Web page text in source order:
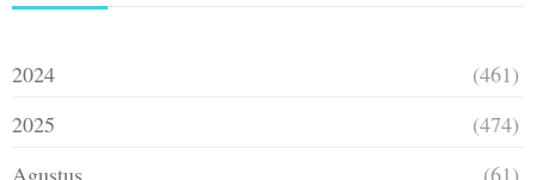
2024
(461)
2025
(474)
Agustus
(61)